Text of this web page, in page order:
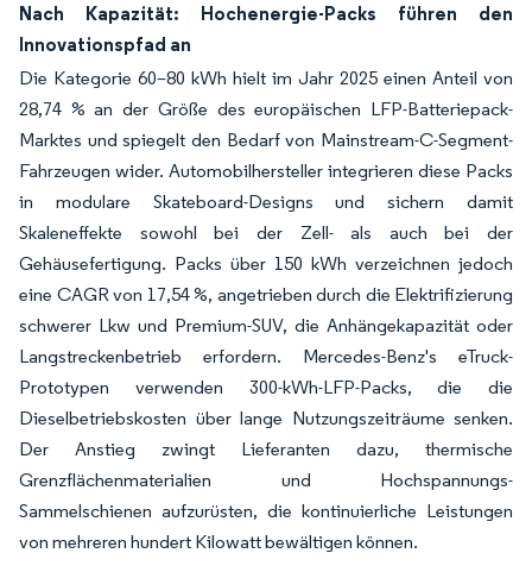
Nach Kapazität: Hochenergie-Packs führen den
Innovationspfad an
Die Kategorie 60–80 kWh hielt im Jahr 2025 einen Anteil von
28,74 % an der Größe des europäischen LFP-Batteriepack-
Marktes und spiegelt den Bedarf von Mainstream-C-Segment-
Fahrzeugen wider. Automobilhersteller integrieren diese Packs
in modulare Skateboard-Designs und sichern damit
Skaleneffekte sowohl bei der Zell- als auch bei der
Gehäusefertigung. Packs über 150 kWh verzeichnen jedoch
eine CAGR von 17,54 %, angetrieben durch die Elektrifizierung
schwerer Lkw und Premium-SUV, die Anhängekapazität oder
Langstreckenbetrieb erfordern. Mercedes-Benz's eTruck-
Prototypen verwenden 300-kWh-LFP-Packs, die die
Dieselbetriebskosten über lange Nutzungszeiträume senken.
Der Anstieg zwingt Lieferanten dazu, thermische
Grenzflächenmaterialien und Hochspannungs-
Sammelschienen aufzurüsten, die kontinuierliche Leistungen
von mehreren hundert Kilowatt bewältigen können.